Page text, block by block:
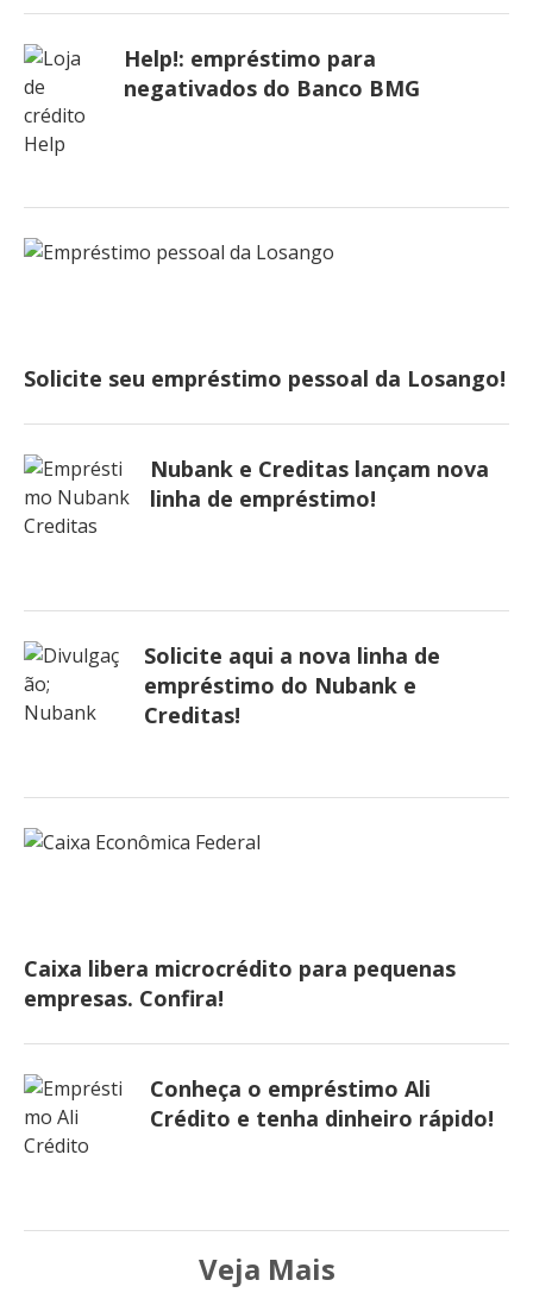
Help!: empréstimo para
negativados do Banco BMG
Solicite seu empréstimo pessoal da Losango!
Nubank e Creditas lançam nova
linha de empréstimo!
Solicite aqui a nova linha de
empréstimo do Nubank e
Creditas!
Caixa libera microcrédito para pequenas
empresas. Confira!
Conheça o empréstimo Ali
Crédito e tenha dinheiro rápido!
Veja Mais